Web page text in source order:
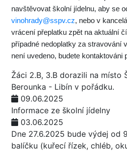
navštěvovat školní jídelnu, aby se
vinohrady@sspv.cz, nebo v
vrácení přeplatku zpět na aktuální
případné nedoplatky za stravování
není uvedeno, budete kontaktováni
Žáci 2.B, 3.B dorazili na místo
Berounka - Libín v pořádku.
09.06.2025
Informace ze školní jídelny
03.06.2025
Dne 27.6.2025 bude výdej od
balíčku (kuřecí řízek, chléb,